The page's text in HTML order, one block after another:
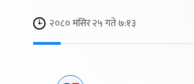
२०८० मंसिर २५ गते ७:१३